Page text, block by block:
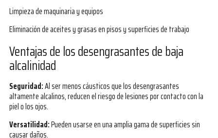
Limpieza de maquinaria y equipos
Eliminación de aceites y grasas en pisos y superficies de trabajo
Ventajas de los desengrasantes de baja
alcalinidad
Seguridad:Al ser menos cáusticos que los desengrasantes
altamente alcalinos, reducen el riesgo de lesiones por contacto con la
piel o los ojos.
Versatilidad:Pueden usarse en una amplia gama de superficies sin
causar daños.